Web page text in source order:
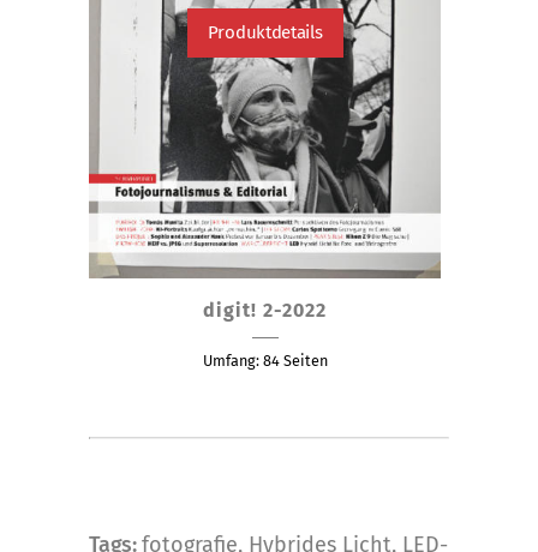
Produktdetails
können
digit! 2-2022
Umfang: 84 Seiten
Tags: fotografie, Hybrides Licht, LED-